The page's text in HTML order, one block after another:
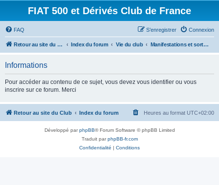
FIAT 500 et Dérivés Club de France
FAQ Connexion
S’enregistrer
Retour au site du Club Index du forum Vie du club Manifestations et sorties
Informations
Pour accéder au contenu de ce sujet, vous devez vous identifier ou vous
inscrire sur ce forum. Merci
Retour au site du Club Index du forum Heures au format UTC+02:00
Développé parphpBB® Forum Software © phpBB Limited
Traduit parphpBB-fr.com
Confidentialité | Conditions